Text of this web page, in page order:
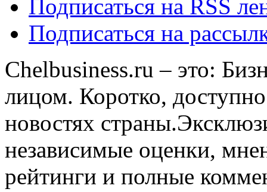
Подписаться на RSS
Подписаться на
Chelbusiness.ru – это:
лицом. Коротко,
новостях
независимые оценки,
рейтинги и полные